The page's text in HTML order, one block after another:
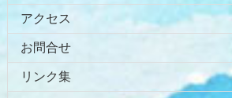
アクセス
お問合せ
リンク集